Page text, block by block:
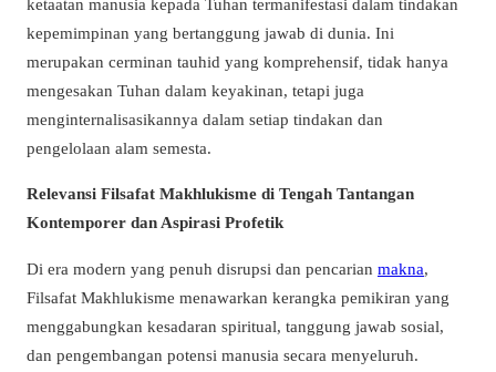
ketaatan manusia kepada Tuhan termanifestasi dalam tindakan
kepemimpinan yang bertanggung jawab di dunia. Ini
merupakan cerminan tauhid yang komprehensif, tidak hanya
mengesakan Tuhan dalam keyakinan, tetapi juga
menginternalisasikannya dalam setiap tindakan dan
pengelolaan alam semesta.
Relevansi Filsafat Makhlukisme di Tengah Tantangan
Kontemporer dan Aspirasi Profetik
Di era modern yang penuh disrupsi dan pencarian makna,
Filsafat Makhlukisme menawarkan kerangka pemikiran yang
menggabungkan kesadaran spiritual, tanggung jawab sosial,
dan pengembangan potensi manusia secara menyeluruh.